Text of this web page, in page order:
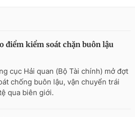
điểm kiểm soát chặn buôn lậu
cục Hải quan (Bộ Tài chính) mở đợt
chống buôn lậu, vận chuyển trái
qua biên giới.